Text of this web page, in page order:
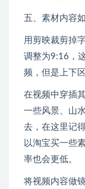
五、素材内容
用剪映裁剪掉
调整为9:16，
频，但是上下
在视频中穿插
一些风景、山
去，在这里记
以淘宝买一些
率也会更低。
将视频内容做